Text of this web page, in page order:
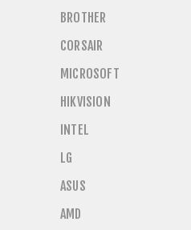
BROTHER
CORSAIR
MICROSOFT
HIKVISION
INTEL
LG
ASUS
AMD